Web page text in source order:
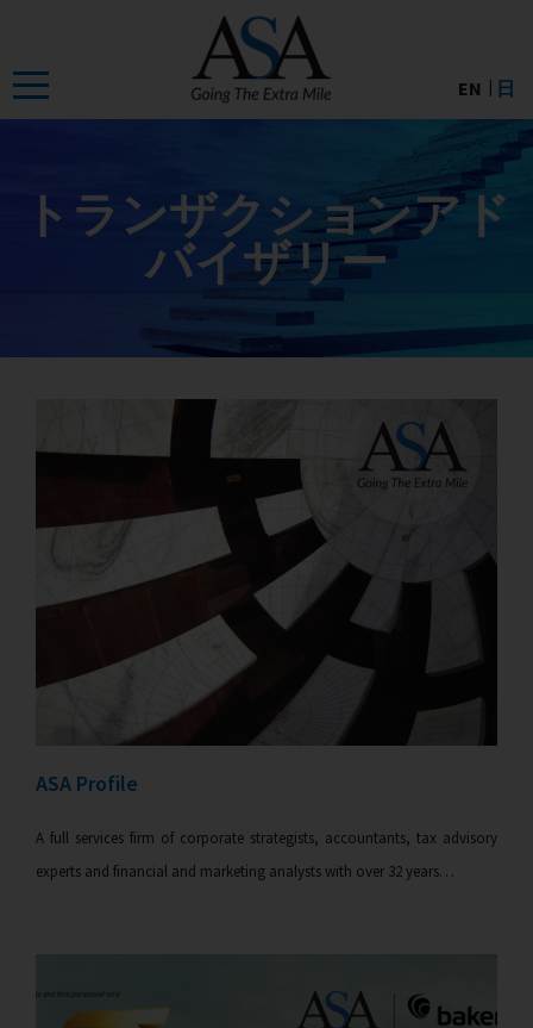
the
content
EN 日
トランザクションアド
バイザリー
ASA Profile
A full services firm of corporate strategists, accountants, tax advisory
experts and financial and marketing analysts with over 32 years…